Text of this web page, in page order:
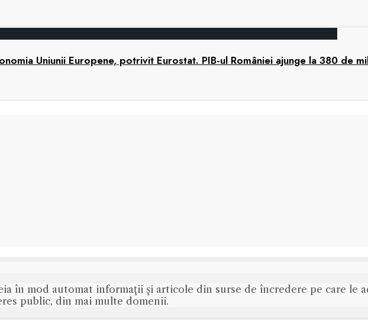
Uniunii Europene, potrivit Eurostat. PIB-ul României ajunge la 380 de
în mod automat informaţii şi articole din surse de încredere pe care le
public, din mai multe domenii.